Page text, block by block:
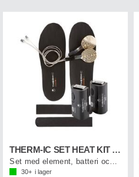
THERM-IC SET HEAT KIT + C-PACK 1300B
30+ i lager